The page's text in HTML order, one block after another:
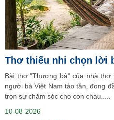
Thơ thiếu nhi chọn lời
Bài thơ "Thương bà" của nhà thơ
người bà Việt Nam tảo tần, đong
trọn sự chăm sóc cho con cháu.....
10-08-2026